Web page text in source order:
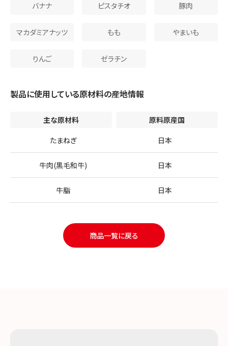
バナナ ピスタチオ 豚肉
マカダミアナッツ もも やまいも
りんご ゼラチン
製品に使用している原材料の産地情報
主な原材料
原料原産国
たまねぎ
日本
牛肉(黒毛和牛) 日本
牛脂 日本
商品一覧に戻る